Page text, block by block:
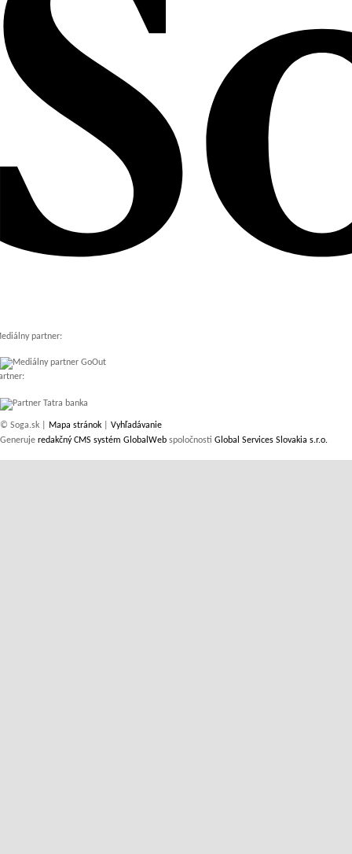
partner:
© Soga.sk | Mapa stránok
Vyhľadávanie
Generuje redakčný CMS systém GlobalWeb spoločnosti Global Services Slovakia s.r.o.